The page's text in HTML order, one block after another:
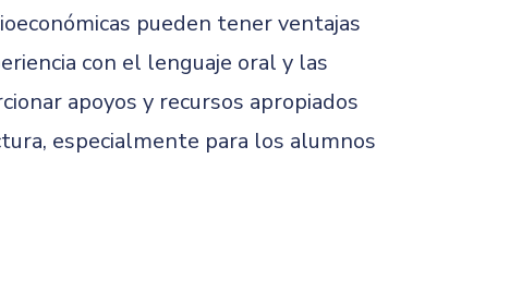
pueden tener ventajas
con el lenguaje oral y las
apoyos y recursos apropiados
especialmente para los alumnos